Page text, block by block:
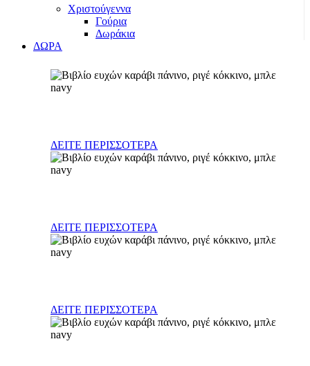
Χριστούγεννα
Γούρια
Δωράκια
ΔΩΡΑ
ΔΕΙΤΕ ΠΕΡΙΣΣΟΤΕΡΑ
ΔΕΙΤΕ ΠΕΡΙΣΣΟΤΕΡΑ
ΔΕΙΤΕ ΠΕΡΙΣΣΟΤΕΡΑ